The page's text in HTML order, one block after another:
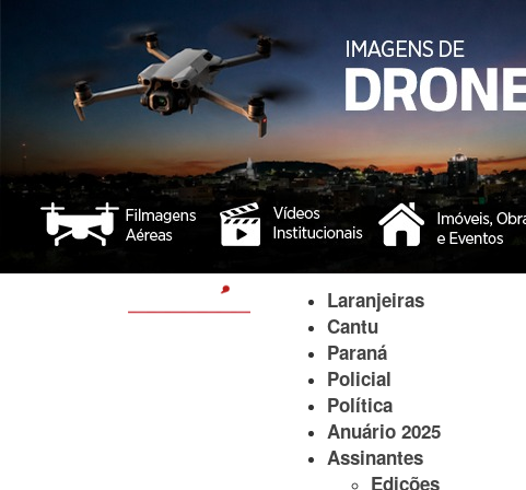
Laranjeiras
Cantu
Paraná
Policial
Política
Anuário 2025
Assinantes
Edições